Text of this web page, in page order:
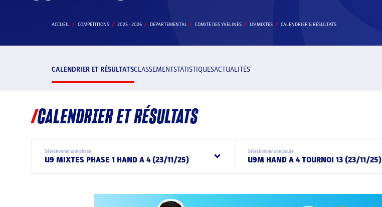
ACCUEIL COMPÉTITIONS 2025 - 2026 DEPARTEMENTAL COMITE DES YVELINES U9 MIXTES CALENDRIER & RÉSULTATS
CALENDRIER ET RÉSULTATSCLASSEMENTSTATISTIQUESACTUALITÉS
CALENDRIER ET RÉSULTATS
Sélectionner une phase
U9 MIXTES PHASE 1 HAND A 4 (23/11/25)
Sélectionner une poule
U9M HAND A 4 TOURNOI 13 (23/11/25)